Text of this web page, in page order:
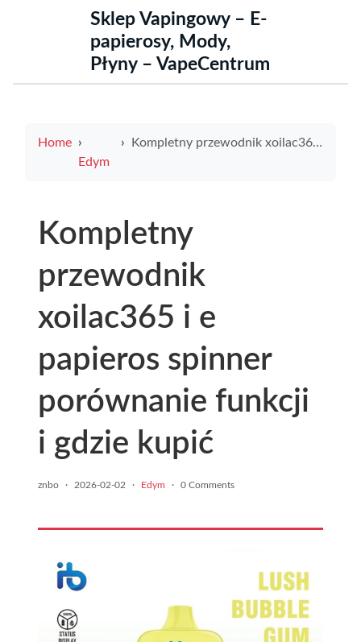
Sklep Vapingowy – E-
papierosy, Mody,
Płyny – VapeCentrum
Home
Edym
Kompletny przewodnik xoilac365 i e papieros spinner porównanie funkcji i gdzie kupić
Kompletny
przewodnik
xoilac365 i e
papieros spinner
porównanie funkcji
i gdzie kupić
znbo · 2026-02-02 · Edym · 0 Comments